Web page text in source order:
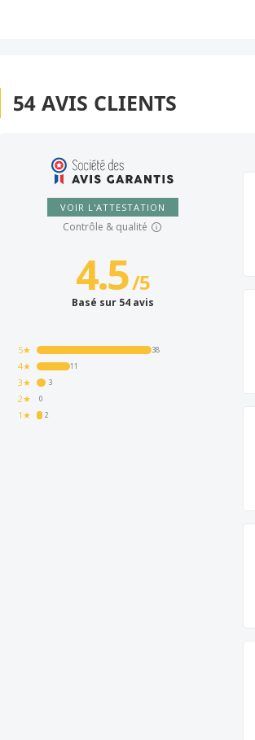
54 AVIS CLIENTS
VOIR L'ATTESTATION
Contrôle & qualité
2
1★
0
2★
3
3★
11
4★
38
5★
4.5/5
Basé sur 54 avis